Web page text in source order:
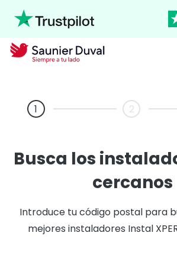
1 2
Busca los
cercanos
Introduce tu código postal para
mejores instaladores Instal